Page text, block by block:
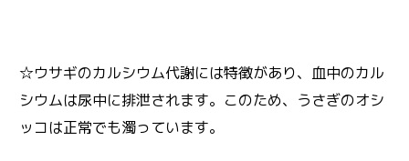
☆ウサギのカルシウム代謝には特徴があり、血中のカル
シウムは尿中に排泄されます。このため、うさぎのオシ
ッコは正常でも濁っています。